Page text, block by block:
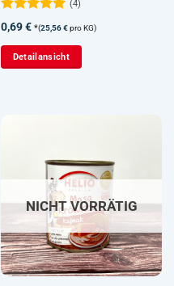
Bewertet
mit 5von
5
(4)
0,69€ *(25,56€pro KG)
Detailansicht
NICHT VORRÄTIG